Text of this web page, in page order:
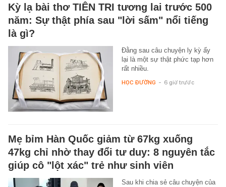
Kỳ lạ bài thơ TIÊN TRI tương lai trước 500
năm: Sự thật phía sau "lời sấm" nổi tiếng
là gì?
Đằng sau câu chuyện ly kỳ ấy
lại là một sự thật phức tạp hơn
rất nhiều.
HỌC ĐƯỜNG - 6 giờ trước
Mẹ bỉm Hàn Quốc giảm từ 67kg xuống
47kg chỉ nhờ thay đổi tư duy: 8 nguyên tắc
giúp cô "lột xác" trẻ như sinh viên
Sau khi chia sẻ câu chuyện của